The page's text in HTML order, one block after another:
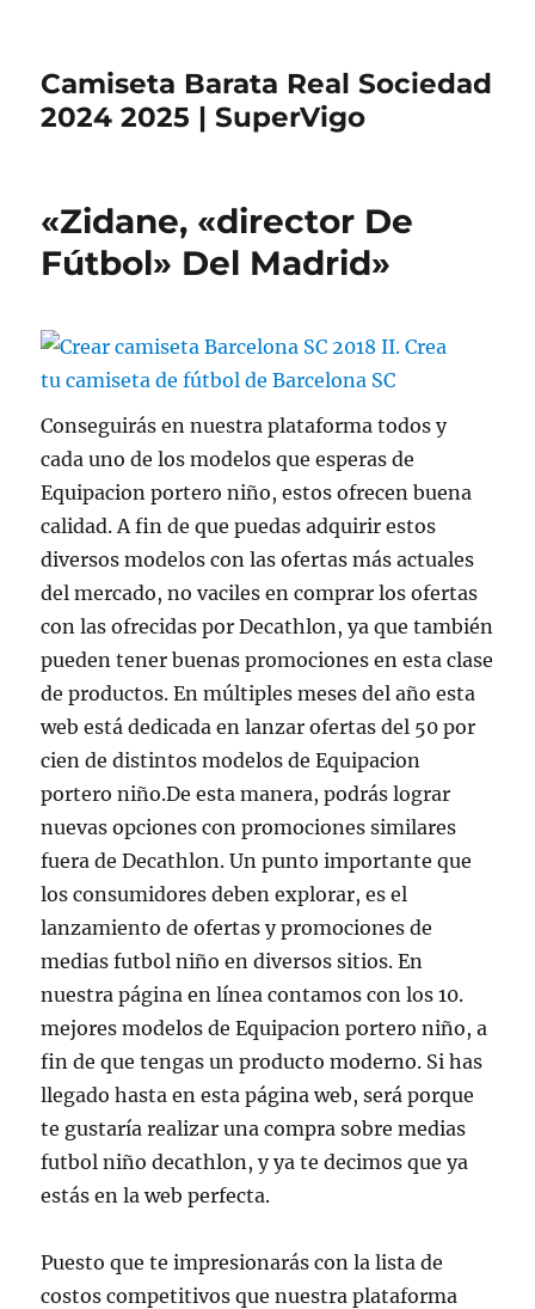
Camiseta Barata Real Sociedad
2024 2025 | SuperVigo
«Zidane, «director De
Fútbol» Del Madrid»
Conseguirás en nuestra plataforma todos y
cada uno de los modelos que esperas de
Equipacion portero niño, estos ofrecen buena
calidad. A fin de que puedas adquirir estos
diversos modelos con las ofertas más actuales
del mercado, no vaciles en comprar los ofertas
con las ofrecidas por Decathlon, ya que también
pueden tener buenas promociones en esta clase
de productos. En múltiples meses del año esta
web está dedicada en lanzar ofertas del 50 por
cien de distintos modelos de Equipacion
portero niño.De esta manera, podrás lograr
nuevas opciones con promociones similares
fuera de Decathlon. Un punto importante que
los consumidores deben explorar, es el
lanzamiento de ofertas y promociones de
medias futbol niño en diversos sitios. En
nuestra página en línea contamos con los 10.
mejores modelos de Equipacion portero niño, a
fin de que tengas un producto moderno. Si has
llegado hasta en esta página web, será porque
te gustaría realizar una compra sobre medias
futbol niño decathlon, y ya te decimos que ya
estás en la web perfecta.
Puesto que te impresionarás con la lista de
costos competitivos que nuestra plataforma